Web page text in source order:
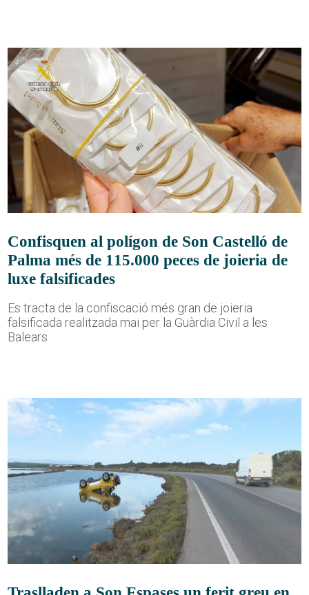
Confisquen al polígon de Son Castelló de
Palma més de 115.000 peces de joieria de
luxe falsificades
Es tracta de la confiscació més gran de joieria
falsificada realitzada mai per la Guàrdia Civil a les
Balears